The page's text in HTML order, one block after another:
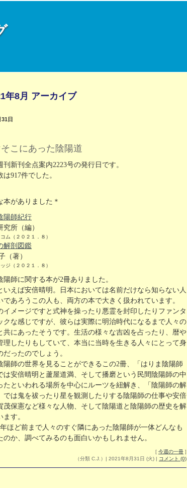
年8月 アーカイブ
日
こにあった陰陽道
刊新刊全点案内2223号の発行日です。
は917件でした。
本がありました＊
陽師紀行
究所（編）
ム（２０２１．８）
解剖図鑑
（著）
ジ（２０２１．８）
陽師に関する本が2冊ありました。
いえば安倍晴明。日本においては名前だけなら知らない人
であろうこの人も、両方の本で大きく扱われています。
イメージですと式神を操ったり悪霊を封印したりファンタ
クな感じですが、彼らは実際に明治時代になるまで人々の
共にあったそうです。生活の様々な吉凶を占ったり、暦や
理したりもしていて、本当に当時を生きる人々にとって身
だったのでしょう。
陽師の世界を見ることができるこの2冊、「はりま陰陽師
は安倍晴明と蘆屋道満、そして播磨という民間陰陽師の中
たといわれる場所を中心にルーツを紐解き、「陰陽師の解
では鬼を祓ったり星を観測したりする陰陽師の仕事や安倍
茂保憲など様々な人物、そして陰陽道と陰陽師の歴史を解
す。
ほど前まで人々のすぐ隣にあった陰陽師が一体どんなも
のか、調べてみるのも面白いかもしれません。
[ 今週の一冊 ]
（分類 C.J.）| 2021年8月31日 (火) | コメント (0)